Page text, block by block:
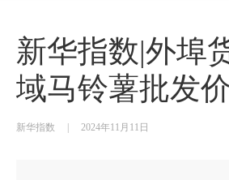
新华指数|外埠
域马铃薯批发
新华指数 2024年11月11日